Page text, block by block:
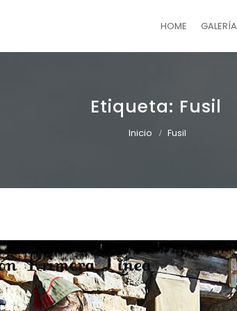
HOME GALERÍA
Etiqueta: Fusil
Inicio Fusil